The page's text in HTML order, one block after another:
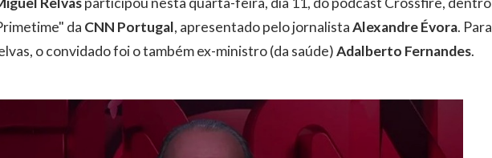
da CNN Portugal, apresentado pelo jornalistaAlexandre Évora. Para
o convidado foi o também ex-ministro (da saúde)Adalberto Fernandes.